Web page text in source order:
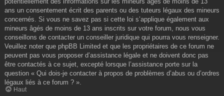
ans un consentement écrit des parents ou des tuteurs légaux des mineurs
concernés. Si vous ne savez pas si cette loi s’applique également aux
mineurs âgés de moins de 13 ans inscrits sur votre forum, nous vous
conseillons de contacter un conseiller juridique qui pourra vous renseigner.
Veuillez noter que phpBB Limited et que les propriétaires de ce forum ne
peuvent pas vous proposer d’assistance légale et ne doivent donc pas
être contactés à ce sujet, excepté lorsque l’assistance porte sur la
question « Qui dois-je contacter à propos de problèmes d’abus ou d’ordres
légaux liés à ce forum ? ».
Haut